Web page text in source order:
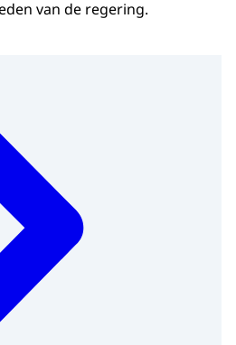
van de regering.